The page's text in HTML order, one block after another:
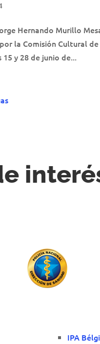
Hernando Murillo
la Comisión Cultural
15 y 28 de junio de...
IPA